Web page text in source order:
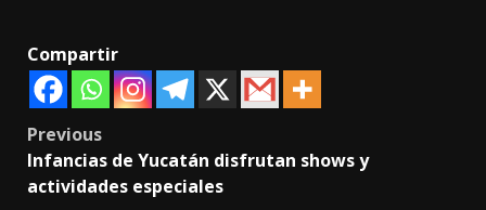
Compartir
Post
navigation
Previous
Infancias de Yucatán disfrutan shows y
actividades especiales